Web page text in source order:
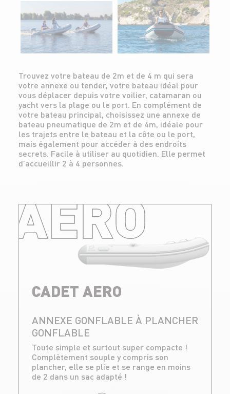
Trouvez votre bateau de 2m et de 4 m qui sera
votre annexe ou tender, votre bateau idéal pour
vous déplacer depuis votre voilier, catamaran ou
yacht vers la plage ou le port. En complément de
votre bateau principal, choisissez une annexe de
bateau pneumatique de 2m et de 4m, idéale pour
les trajets entre le bateau et la côte ou le port,
mais également pour accéder à des endroits
secrets. Facile à utiliser au quotidien. Elle permet
d’accueillir 2 à 4 personnes.
AERO
CADET AERO
ANNEXE GONFLABLE À PLANCHER
GONFLABLE
Toute simple et surtout super compacte !
Complètement souple y compris son
plancher, elle se plie et se range en moins
de 2 dans un sac adapté !